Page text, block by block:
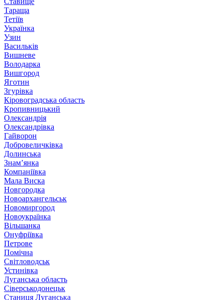
Тараща
Тетіїв
Українка
Узин
Васильків
Вишневе
Володарка
Вишгород
Яготин
Згурівка
Кіровоградська область
Кропивницький
Олександрія
Олександрівка
Гайворон
Добровеличківка
Долинська
Знам’янка
Компаніївка
Мала Виска
Новгородка
Новоархангельськ
Новомиргород
Новоукраїнка
Вільшанка
Онуфріївка
Петрове
Помічна
Світловодськ
Устинівка
Луганська область
Сіверськодонецьк
Станиця Луганська